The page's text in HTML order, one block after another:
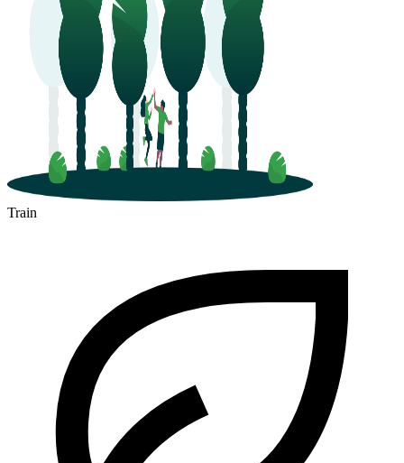
Train